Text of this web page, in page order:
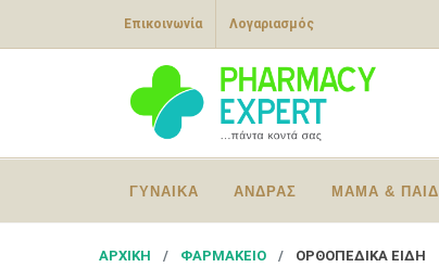
Επικοινωνία Λογαριασμός
ΓΥΝΑΙΚΑ ΑΝΔΡΑΣ ΜΑΜΑ & ΠΑΙΔΙ
ΑΡΧΙΚΗ ΦΑΡΜΑΚΕΙΟ ΟΡΘΟΠΕΔΙΚΑ ΕΙΔΗ